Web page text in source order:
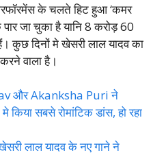
के चलते हिट हुआ ‘कमर
जा चुका है यानि 8 करोड़ 60
कुछ दिनों मे खेसरी लाल यादव का
वाला है।
और Akanksha Puri ने
किया सबसे रोमांटिक डांस, हो रहा
लाल यादव के नए गाने ने